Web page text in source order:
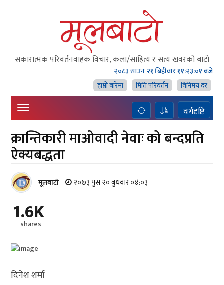
सकारात्मक परिवर्तनवाहक विचार, कला/साहित्य र सत्य खवरको बाटाे
२०८३ साउन २१ बिहीवार११:२३:०२ बजे
हाम्राे बारेमा
मिति परिवर्तन विनिमय दर
वर्गदृष्टि
क्रान्तिकारी माओवादी नेवाः को बन्दप्रति
ऐक्यबद्धता
मूलबाटाे २०७३ पुस २० बुधवार ०४:०३
1.6K
shares
दिनेश शर्मा